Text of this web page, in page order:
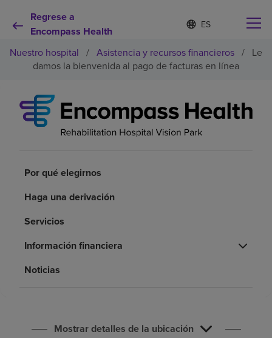
Regrese a
Encompass Health
Lista
de
idiomas
contraída
d
o
m
e
c
Por qué debe elegirnos
Servicios de rehabilitación
Pacientes y cuidadores
Acerca de nosotros
Nuestro hospital / Asistencia y recursos financieros / Le
damos la bienvenida al pago de facturas en línea
Por qué elegirnos
Haga una derivación
Servicios
Información financiera
Noticias
Mostrar detalles de la ubicación